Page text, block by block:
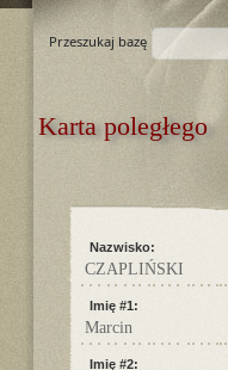
Przeszukaj bazę
Karta poległego
Nazwisko:
CZAPLIŃSKI
Imię #1:
Marcin
Imię #2: